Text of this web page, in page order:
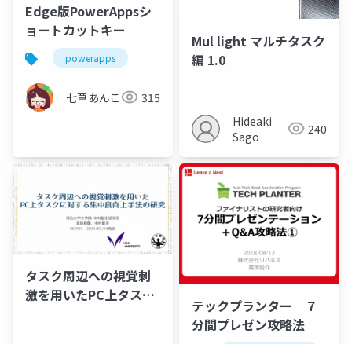
Edge版PowerAppsシ
ョートカットキー
powerapps
七草あんこ 315
Mul light マルチタスク
編 1.0
Hideaki
Sago
240
タスク周辺への視覚刺
激を用いたPC上タスク
テックプランター ７
分間プレゼン攻略法